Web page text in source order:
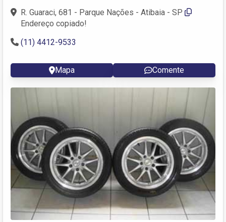
R. Guaraci, 681 - Parque Nações - Atibaia - SP
Endereço copiado!
(11) 4412-9533
Mapa Comente